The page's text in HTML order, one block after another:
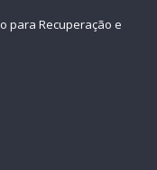
para Recuperação e